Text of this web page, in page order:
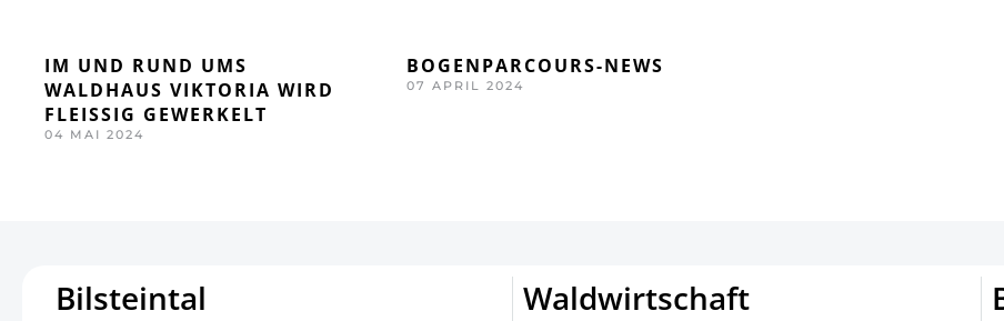
IM UND RUND UMS
WALDHAUS VIKTORIA WIRD
FLEISSIG GEWERKELT
04 MAI 2024
BOGENPARCOURS-NEWS
07 APRIL 2024
Bilsteintal Waldwirtschaft